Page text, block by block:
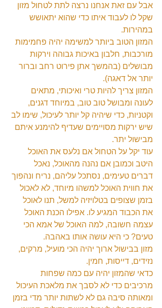
אבל עם זאת אנחנו נרצה לתת לטחול מזון
שקל לו לעבוד איתו כדי שהוא יתאושש
במהירות.
המזון הטוב ביותר למשימה יהיה פחמימות
מורכבות, חלבון באיכות גבוהה וירקות
מבושלים (בהמשך אתן פירוט רחב וברור
יותר אל דאגה).
המזון צריך להיות טרי ואיכותי, מתאים
לעונה ומבושל טוב טוב, במיוחד דגנים,
וקטניות, כדי שיהיה קל יותר לעיכול, שימו לב
שיש ירקות מסויימים שעדיף להימנע איתם
מבישול יתר.
עוד יקל על הטחול אם נלעס את האוכל
היטב וכמובן אם נהנה מהאוכל, נאכל
דברים טעימים, נסתכל עליהם, נריח ונהפוך
את חווית האוכל למשהו מיוחד, לא לאכול
בזמן שצופים בטלויזיה למשל, תנו לאוכל
את הכבוד המגיע לו. אפילו הכנת האוכל
עצמה חשובה, למה האוכל של אמא הכי
טעים? כי היא עושה אותו באהבה.
מזון בבישול ארוך יהיה הכי מועיל, מרקים,
נזידים, דייסות, חמין.
כדאי שהמזון יהיה עם כמה שפחות
מרכיבים כדי לא לסבך את מלאכת העיכול
ומאותה סיבה גם לא לשתות יותר מדי בזמן